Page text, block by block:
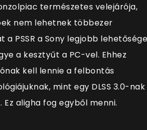
természetes velejárója,
nem lehetnek többezer
a PSSR a Sony legjobb lehetősége
a kesztyűt a PC-vel. Ehhez
kell lennie a felbontás
mint egy DLSS 3.0-nak
Ez aligha fog egyből menni.